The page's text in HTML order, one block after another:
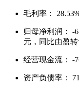
毛利率：
归母净利润： -
元，同比由盈
经营现金流： -
资产负债率：